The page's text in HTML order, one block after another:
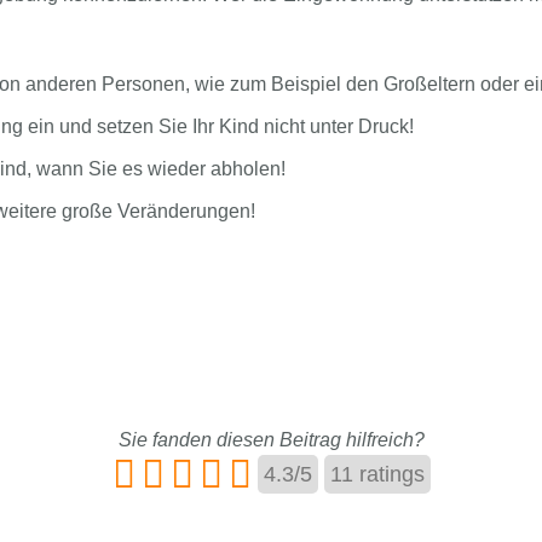
anderen Personen, wie zum Beispiel den Großeltern oder
ein und setzen Sie Ihr Kind nicht unter Druck!
wann Sie es wieder abholen!
große Veränderungen!
Sie fanden diesen Beitrag hilfreich?
4.3/5 11 ratings